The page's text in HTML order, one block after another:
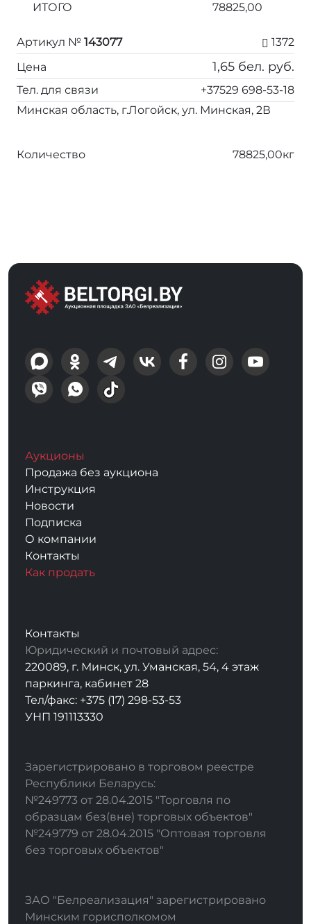
ИТОГО
78825,00
Артикул № 143077
1372
Цена
1,65 бел. руб.
Тел. для связи
+37529 698-53-18
Минская область, г.Логойск, ул. Минская, 2В
Количество 78825,00кг
Аукционы
Продажа без аукциона
Инструкция
Новости
Подписка
О компании
Контакты
Как продать
Контакты
Юридический и почтовый адрес:
220089, г. Минск, ул. Уманская, 54, 4 этаж
паркинга, кабинет 28
Тел/факс: +375 (17) 298-53-53
УНП 191113330
Зарегистрировано в торговом реестре
Республики Беларусь:
№249773 от 28.04.2015 "Торговля по
образцам без(вне) торговых объектов"
№249779 от 28.04.2015 "Оптовая торговля
без торговых объектов"
ЗАО "Белреализация" зарегистрировано
Минским горисполкомом